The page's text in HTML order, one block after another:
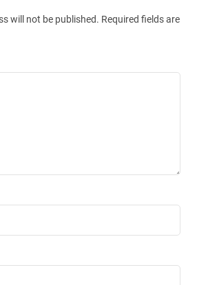
will not be published. Required fields are